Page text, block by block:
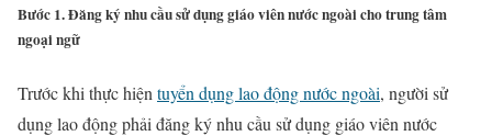
Bước 1. Đăng ký nhu cầu sử dụng giáo viên nước ngoài cho trung tâm
ngoại ngữ
Trước khi thực hiện tuyển dụng lao động nước ngoài, người sử
dụng lao động phải đăng ký nhu cầu sử dụng giáo viên nước